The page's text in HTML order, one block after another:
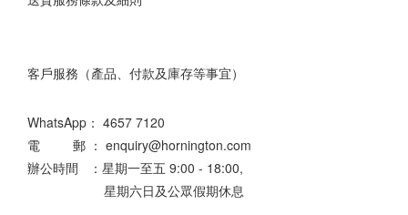
客戶服務（產品、付款及庫存等事宜）
WhatsApp： 4657 7120
電 郵 ： enquiry@hornington.com
辦公時間 ：星期一至五 9:00 - 18:00,
星期六日及公眾假期休息